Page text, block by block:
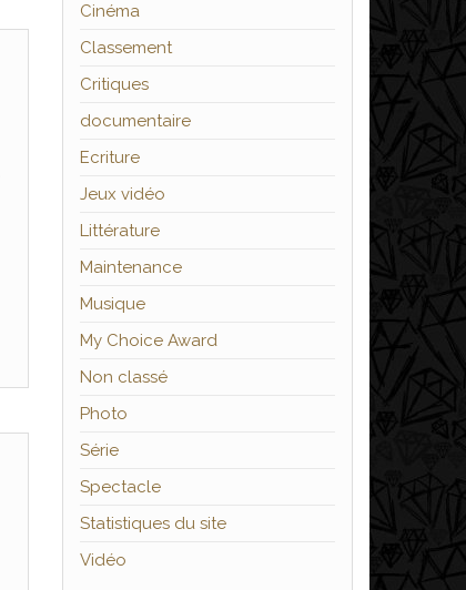
Cinéma
Classement
Critiques
documentaire
Ecriture
Jeux vidéo
Littérature
Maintenance
Musique
My Choice Award
Non classé
Photo
Série
Spectacle
Statistiques du site
Vidéo